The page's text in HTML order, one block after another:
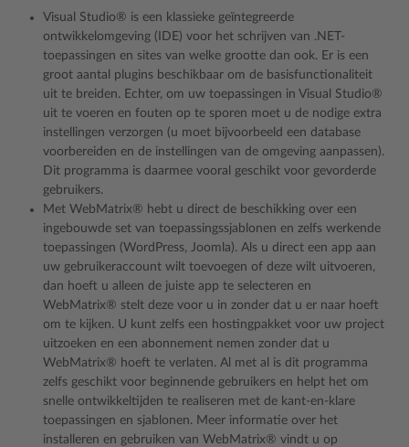
Visual Studio® is een klassieke geïntegreerde
ontwikkelomgeving (IDE) voor het schrijven van .NET-
toepassingen en sites van welke grootte dan ook. Er is een
groot aantal plugins beschikbaar om de basisfunctionaliteit
uit te breiden. Echter, om uw toepassingen in Visual Studio®
uit te voeren en fouten op te sporen moet u de nodige extra
instellingen verzorgen (u moet bijvoorbeeld een database
voorbereiden en de instellingen van de omgeving aanpassen).
Dit programma is daarmee vooral geschikt voor gevorderde
gebruikers.
Met WebMatrix® hebt u direct de beschikking over een
ingebouwde set van toepassingssjablonen en zelfs werkende
toepassingen (WordPress, Joomla). Als u direct een app aan
uw gebruikeraccount wilt toevoegen of deze wilt uitvoeren,
dan hoeft u alleen de juiste app te selecteren en
WebMatrix® stelt deze voor u in zonder dat u er naar hoeft
om te kijken. U kunt zelfs een hostingpakket voor uw project
uitzoeken en een abonnement nemen zonder dat u
WebMatrix® hoeft te verlaten. Al met al is dit programma
zelfs geschikt voor beginnende gebruikers en helpt het om
snelle ontwikkeltijden te realiseren met de kant-en-klare
toepassingen en sjablonen. Meer informatie over het
installeren en gebruiken van WebMatrix® vindt u op